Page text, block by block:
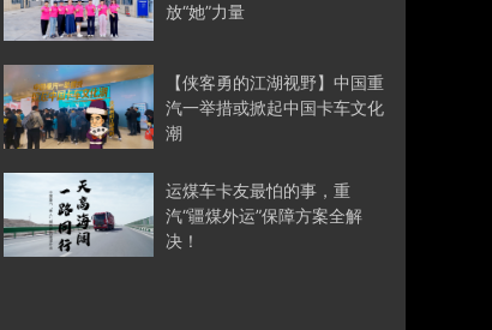
放“她”力量
【侠客勇的江湖视野】中国重
汽一举措或掀起中国卡车文化
潮
运煤车卡友最怕的事，重
汽“疆煤外运”保障方案全解
决！